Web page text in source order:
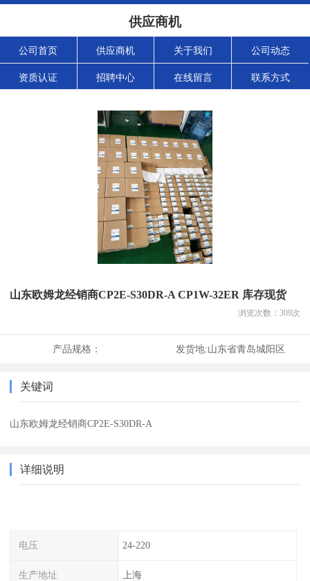
供应商机
公司首页 供应商机 关于我们 公司动态
资质认证 招聘中心 在线留言 联系方式
山东欧姆龙经销商CP2E-S30DR-A CP1W-32ER 库存现货
浏览次数： 309次
产品规格： 发货地:山东省青岛城阳区
关键词
山东欧姆龙经销商CP2E-S30DR-A
详细说明
电压 24-220
生产地址 上海